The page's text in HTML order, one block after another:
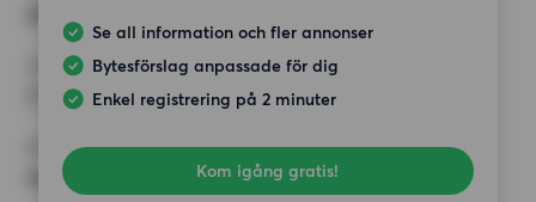
Se all information och fler annonser
Bytesförslag anpassade för dig
Enkel registrering på 2 minuter
Kom igång gratis!
HÖGSTA HYRA
7 500 kr
Inga speciella krav